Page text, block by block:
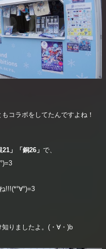
もコラボをしてたんですよね！
21」「銅26」 で、
!!!(*°∀°)=3
りましたよ。(・∀・)b